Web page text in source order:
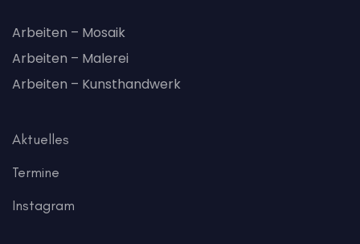
Arbeiten – Mosaik
Arbeiten – Malerei
Arbeiten – Kunsthandwerk
Aktuelles
Termine
Instagram